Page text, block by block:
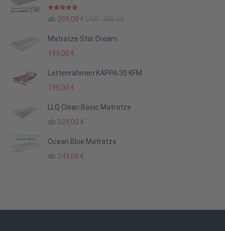
Bewertet mit
5.00von 5
ab 299,00 € UVP: 399.00
Matratze Star Dream
199,00 €
Lattenrahmen KAPPA 30 KFM
199,00 €
LLQ Clean Basic Matratze
ab 329,00 €
Ocean Blue Matratze
ab 249,00 €